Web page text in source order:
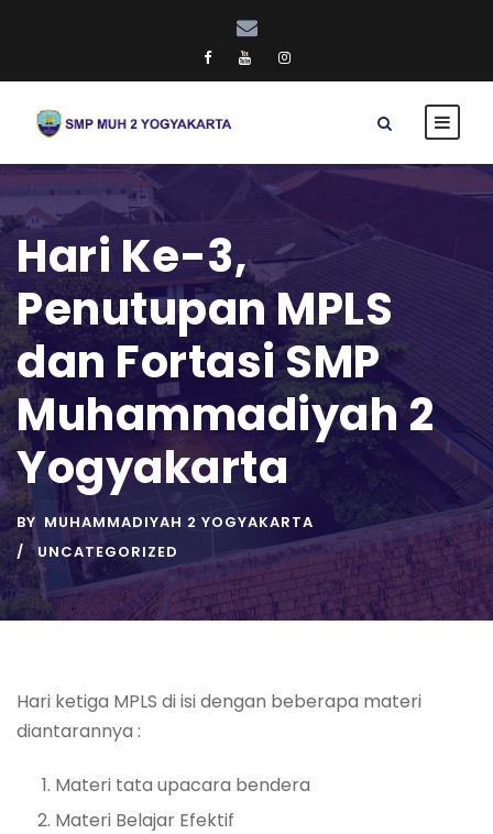
Hari Ke-3,
Penutupan MPLS
dan Fortasi SMP
Muhammadiyah 2
Yogyakarta
BY MUHAMMADIYAH 2 YOGYAKARTA
UNCATEGORIZED
Hari ketiga MPLS di isi dengan beberapa materi
diantarannya :
Materi tata upacara bendera
Materi Belajar Efektif